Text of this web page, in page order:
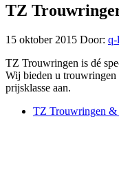
TZ
15 oktober 2015 Door: q-
TZ Trouwringen is dé
Wij bieden u trouwringen
prijsklasse aan.
TZ Trouwringen &